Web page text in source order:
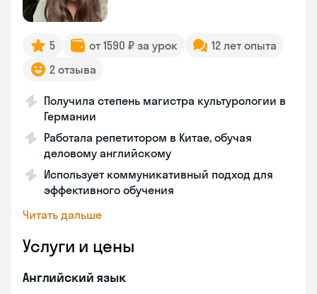
5 от 1590 ₽ за урок
12 лет опыта
2 отзыва
Получила степень магистра культурологии в
Германии
Работала репетитором в Китае, обучая
деловому английскому
Использует коммуникативный подход для
эффективного обучения
Читать дальше
Услуги и цены
Английский язык